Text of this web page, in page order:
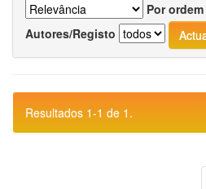
Por ordem
Autores/Registo
Resultados 1-1 de 1.